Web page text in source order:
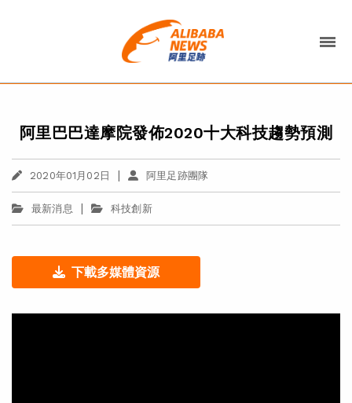
阿里巴巴達摩院發佈2020十大科技趨勢預測
2020年01月02日 | 阿里足跡團隊
最新消息 | 科技創新
下載多媒體資源